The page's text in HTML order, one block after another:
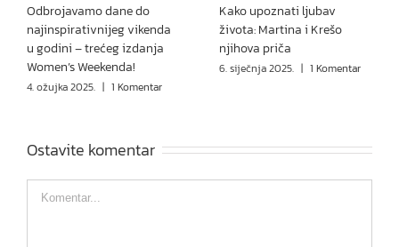
Odbrojavamo dane do
najinspirativnijeg vikenda
u godini – trećeg izdanja
Women’s Weekenda!
4. ožujka 2025. | 1 Komentar
Kako upoznati ljubav
života: Martina i Krešo
njihova priča
6. siječnja 2025. | 1 Komentar
Ostavite komentar
Comment